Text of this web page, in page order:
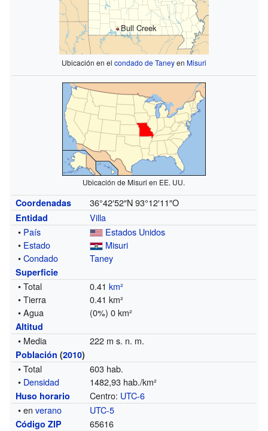
Bull Creek
Ubicación en el condado de Taneyen Misuri
Ubicación de Misuri en EE. UU.
Coordenadas 36°42′52″N 93°12′11″O
Entidad
Villa
• País
Estados Unidos
• Estado
Misuri
•Condado Taney
Superficie
• Total 0.41km²
• Tierra
0.41 km²
• Agua
(0%) 0 km²
Altitud
• Media 222 m s. n. m.
Población (2010)
• Total
603 hab.
• Densidad 1482,93 hab./km²
Huso horario Centro: UTC-6
• enverano UTC-5
Código ZIP 65616